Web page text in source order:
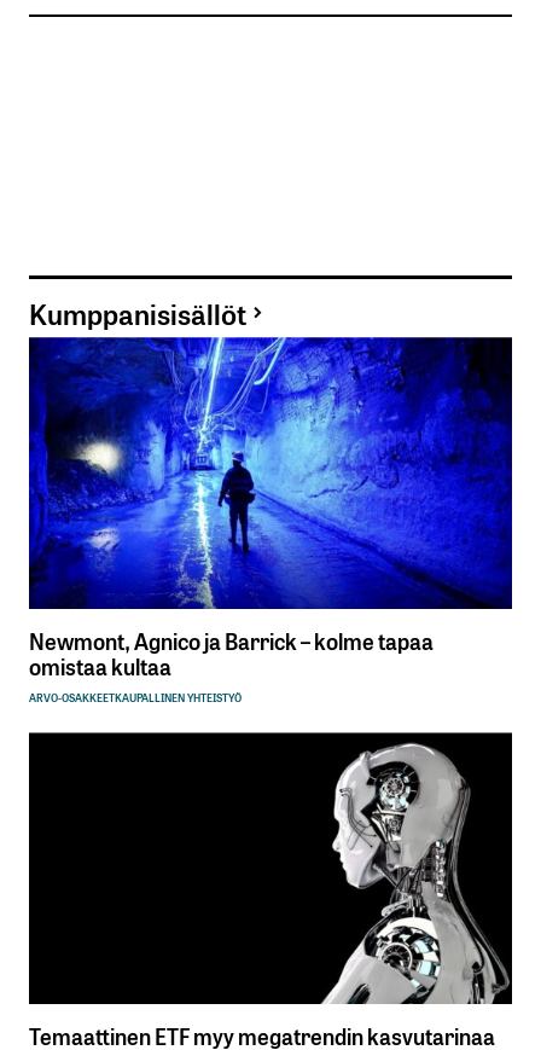
Kumppanisisällöt
Newmont, Agnico ja Barrick – kolme tapaa
omistaa kultaa
ARVO-OSAKKEETKAUPALLINEN YHTEISTYÖ
Temaattinen ETF myy megatrendin kasvutarinaa